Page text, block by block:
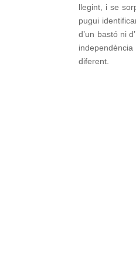
llegint, i se
pugui
d’un bastó ni
diferent.